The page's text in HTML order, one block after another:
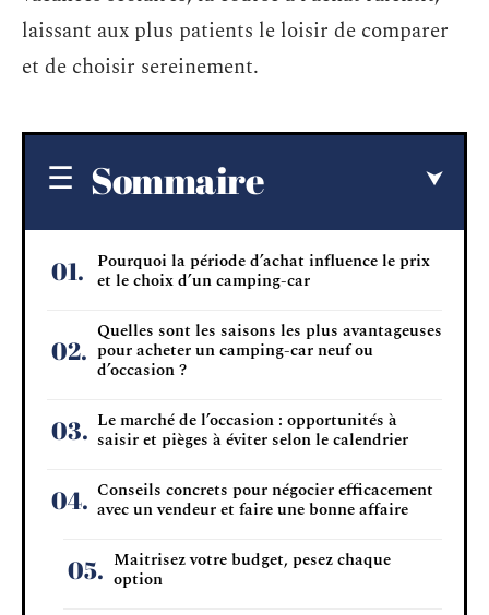
laissant aux plus patients le loisir de comparer
et de choisir sereinement.
Sommaire
Pourquoi la période d’achat influence le prix
et le choix d’un camping-car
Quelles sont les saisons les plus avantageuses
pour acheter un camping-car neuf ou
d’occasion ?
Le marché de l’occasion : opportunités à
saisir et pièges à éviter selon le calendrier
Conseils concrets pour négocier efficacement
avec un vendeur et faire une bonne affaire
Maitrisez votre budget, pesez chaque
option